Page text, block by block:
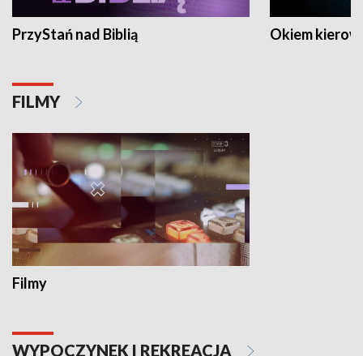
PrzyStań nad Biblią Okiem
FILMY
Filmy
WYPOCZYNEK I REKREACJA